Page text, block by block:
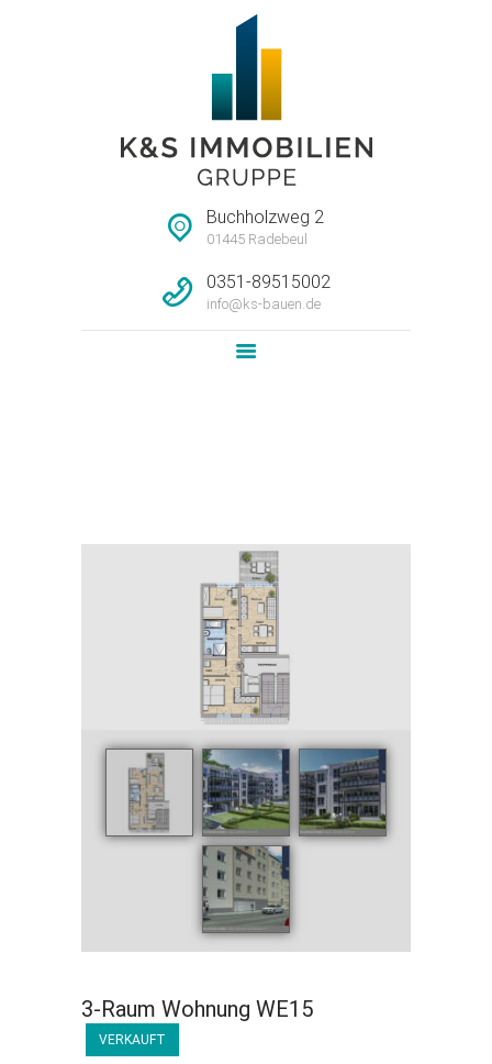
Buchholzweg 2
01445 Radebeul
0351-89515002
info@ks-bauen.de
STARTSEITE
HAUSMEISTERSERVI
UNTERNEHMEN
IMMOBILIEN
LEISTUNG
NEWS
3-Raum Wohnung WE15
VERKAUFT